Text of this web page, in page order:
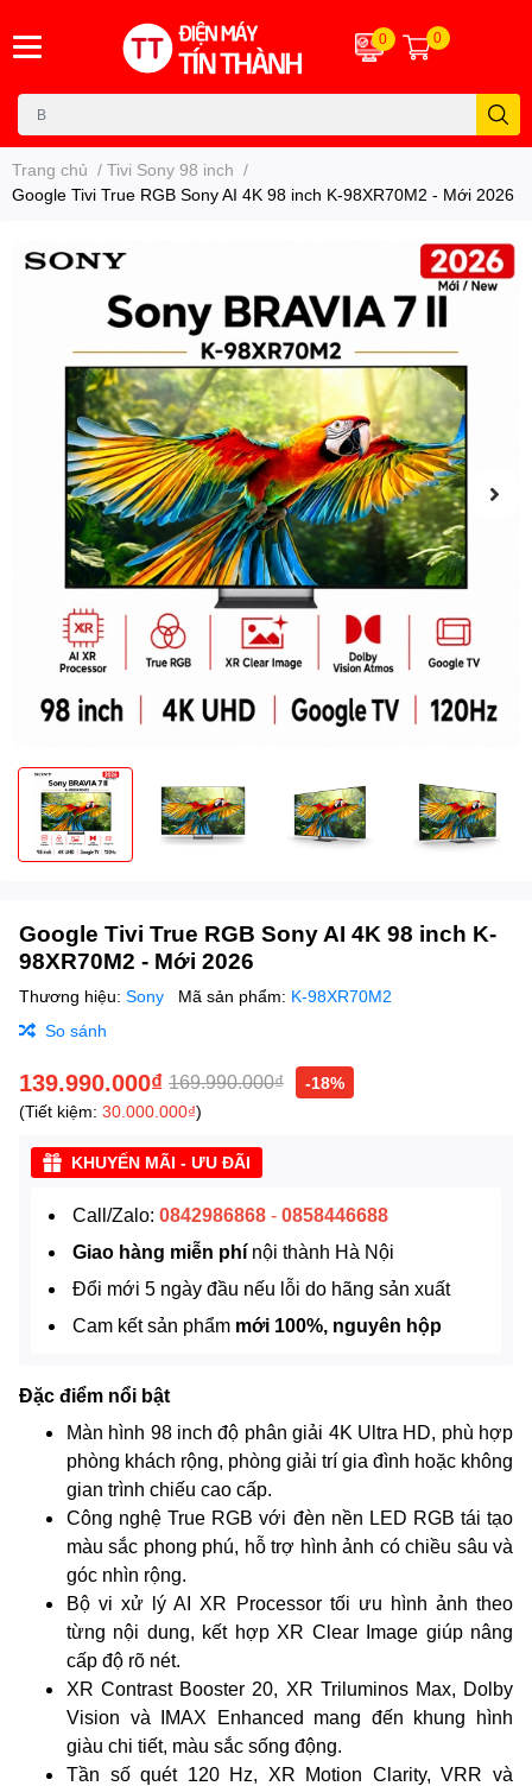
0 0
Trang chủ / Tivi Sony 98 inch /
Google Tivi True RGB Sony AI 4K 98 inch K-98XR70M2 - Mới 2026
Google Tivi True RGB Sony AI 4K 98 inch K-
98XR70M2 - Mới 2026
Thương hiệu: Sony Mã sản phẩm: K-98XR70M2
So sánh
139.990.000₫ 169.990.000₫
-18%
(Tiết kiệm: 30.000.000₫)
KHUYẾN MÃI - ƯU ĐÃI
Call/Zalo: 0842986868 - 0858446688
Giao hàng miễn phí nội thành Hà Nội
Đổi mới 5 ngày đầu nếu lỗi do hãng sản xuất
Cam kết sản phẩm mới 100%, nguyên hộp
Đặc điểm nổi bật
Màn hình 98 inch độ phân giải 4K Ultra HD, phù hợp
phòng khách rộng, phòng giải trí gia đình hoặc không
gian trình chiếu cao cấp.
Công nghệ True RGB với đèn nền LED RGB tái tạo
màu sắc phong phú, hỗ trợ hình ảnh có chiều sâu và
góc nhìn rộng.
Bộ vi xử lý AI XR Processor tối ưu hình ảnh theo
từng nội dung, kết hợp XR Clear Image giúp nâng
cấp độ rõ nét.
XR Contrast Booster 20, XR Triluminos Max, Dolby
Vision và IMAX Enhanced mang đến khung hình
giàu chi tiết, màu sắc sống động.
Tần số quét 120 Hz, XR Motion Clarity, VRR và